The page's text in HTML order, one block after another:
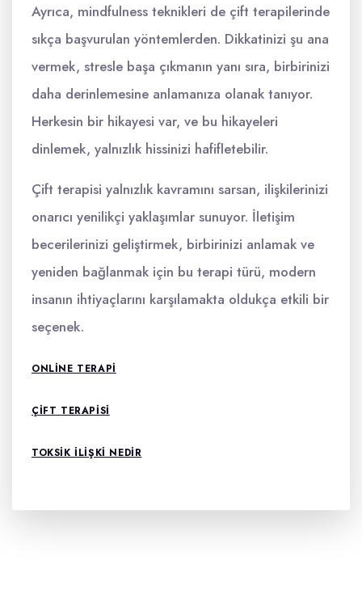
Ayrıca, mindfulness teknikleri de çift terapilerinde
sıkça başvurulan yöntemlerden. Dikkatinizi şu ana
vermek, stresle başa çıkmanın yanı sıra, birbirinizi
daha derinlemesine anlamanıza olanak tanıyor.
Herkesin bir hikayesi var, ve bu hikayeleri
dinlemek, yalnızlık hissinizi hafifletebilir.
Çift terapisi yalnızlık kavramını sarsan, ilişkilerinizi
onarıcı yenilikçi yaklaşımlar sunuyor. İletişim
becerilerinizi geliştirmek, birbirinizi anlamak ve
yeniden bağlanmak için bu terapi türü, modern
insanın ihtiyaçlarını karşılamakta oldukça etkili bir
seçenek.
ONLINE TERAPI
ÇIFT TERAPISI
TOKSIK ILIŞKI NEDIR